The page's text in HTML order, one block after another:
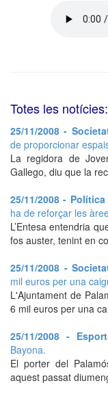
Totes les notícies:
25/11/2008 -
de proporcionar
La regidora de
Gallego, diu que la
25/11/2008 - Política
ha de reforçar les
L’Entesa entendria
fos auster, tenint en
25/11/2008 -
mil euros per una
L'Ajuntament de
6 mil euros per una
25/11/2008 -
Bayona.
El porter del
aquest passat